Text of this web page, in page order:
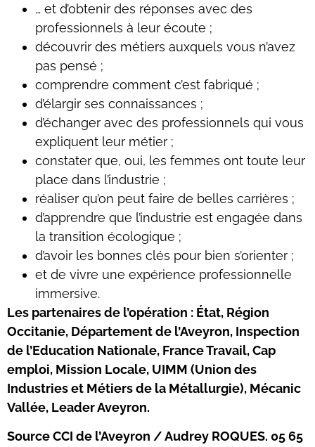
… et d’obtenir des réponses avec des
professionnels à leur écoute ;
découvrir des métiers auxquels vous n’avez
pas pensé ;
comprendre comment c’est fabriqué ;
d’élargir ses connaissances ;
d’échanger avec des professionnels qui vous
expliquent leur métier ;
constater que, oui, les femmes ont toute leur
place dans l’industrie ;
réaliser qu’on peut faire de belles carrières ;
d’apprendre que l’industrie est engagée dans
la transition écologique ;
d’avoir les bonnes clés pour bien s’orienter ;
et de vivre une expérience professionnelle
immersive.
Les partenaires de l’opération : État, Région
Occitanie, Département de l’Aveyron, Inspection
de l’Education Nationale, France Travail, Cap
emploi, Mission Locale, UIMM (Union des
Industries et Métiers de la Métallurgie), Mécanic
Vallée, Leader Aveyron.
Source CCI de l’Aveyron / Audrey ROQUES. 05 65